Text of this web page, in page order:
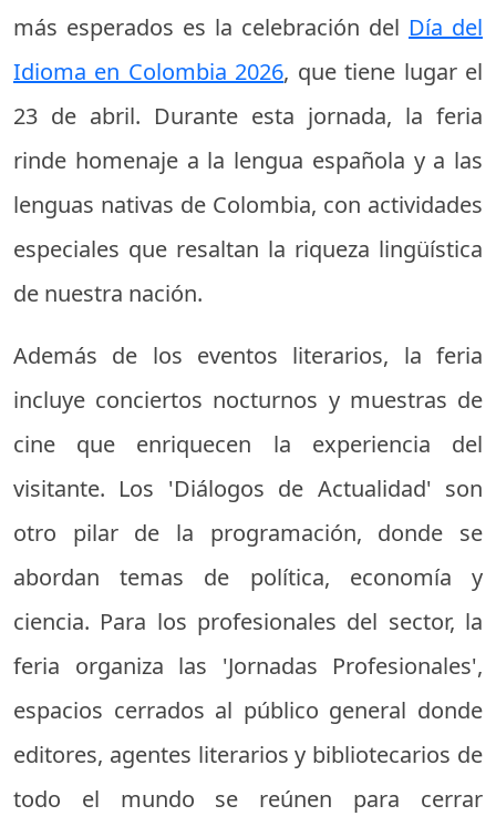
más esperados es la celebración del Día del
Idioma en Colombia 2026, que tiene lugar el
23 de abril. Durante esta jornada, la feria
rinde homenaje a la lengua española y a las
lenguas nativas de Colombia, con actividades
especiales que resaltan la riqueza lingüística
de nuestra nación.
Además de los eventos literarios, la feria
incluye conciertos nocturnos y muestras de
cine que enriquecen la experiencia del
visitante. Los 'Diálogos de Actualidad' son
otro pilar de la programación, donde se
abordan temas de política, economía y
ciencia. Para los profesionales del sector, la
feria organiza las 'Jornadas Profesionales',
espacios cerrados al público general donde
editores, agentes literarios y bibliotecarios de
todo el mundo se reúnen para cerrar